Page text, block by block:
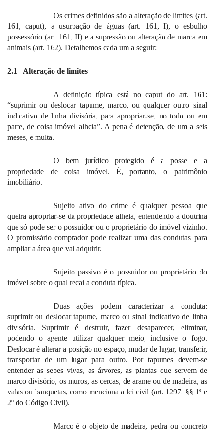
Os crimes definidos são a alteração de limites (art.
161, caput), a usurpação de águas (art. 161, I), o esbulho
possessório (art. 161, II) e a supressão ou alteração de marca em
animais (art. 162). Detalhemos cada um a seguir:
2.1 Alteração de limites
A definição típica está no caput do art. 161:
“suprimir ou deslocar tapume, marco, ou qualquer outro sinal
indicativo de linha divisória, para apropriar-se, no todo ou em
parte, de coisa imóvel alheia”. A pena é detenção, de um a seis
meses, e multa.
O bem jurídico protegido é a posse e a
propriedade de coisa imóvel. É, portanto, o patrimônio
imobiliário.
Sujeito ativo do crime é qualquer pessoa que
queira apropriar-se da propriedade alheia, entendendo a doutrina
que só pode ser o possuidor ou o proprietário do imóvel vizinho.
O promissário comprador pode realizar uma das condutas para
ampliar a área que vai adquirir.
Sujeito passivo é o possuidor ou proprietário do
imóvel sobre o qual recai a conduta típica.
Duas ações podem caracterizar a conduta:
suprimir ou deslocar tapume, marco ou sinal indicativo de linha
divisória. Suprimir é destruir, fazer desaparecer, eliminar,
podendo o agente utilizar qualquer meio, inclusive o fogo.
Deslocar é alterar a posição no espaço, mudar de lugar, transferir,
transportar de um lugar para outro. Por tapumes devem-se
entender as sebes vivas, as árvores, as plantas que servem de
marco divisório, os muros, as cercas, de arame ou de madeira, as
valas ou banquetas, como menciona a lei civil (art. 1297, §§ 1º e
2º do Código Civil).
Marco é o objeto de madeira, pedra ou concreto